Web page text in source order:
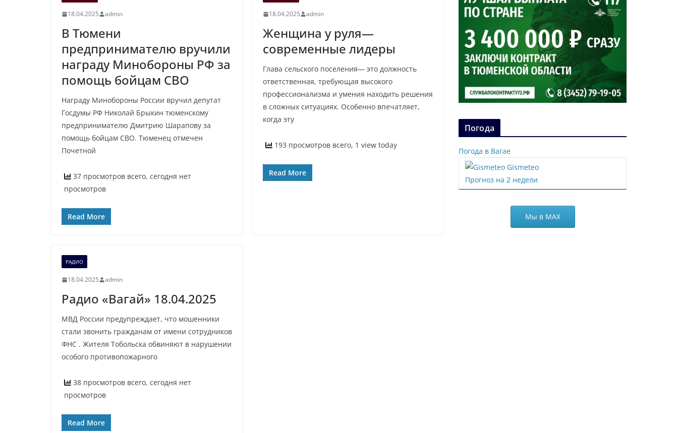
18.04.2025 admin
В Тюмени
предпринимателю вручили
награду Минобороны РФ за
помощь бойцам СВО
Награду Минобороны России вручил депутат
Госдумы РФ Николай Брыкин тюменскому
предпринимателю Дмитрию Шарапову за
помощь бойцам СВО. Тюменец отмечен
Почетной
37 просмотров всего, сегодня нет
просмотров
Read More
18.04.2025 admin
Женщина у руля—
современные лидеры
Глава сельского поселения— это должность
ответственная, требующая высокого
профессионализма и умения находить решения
в сложных ситуациях. Особенно впечатляет,
когда эту
193 просмотров всего, 1 view today
Read More
РАДИО
18.04.2025 admin
Радио «Вагай» 18.04.2025
МВД России предупреждает, что мошенники
стали звонить гражданам от имени сотрудников
ФНС . Жителя Тобольска обвиняют в нарушении
особого противопожарного
38 просмотров всего, сегодня нет
просмотров
Read More
Погода
Погода в Вагае
Gismeteo
Прогноз на 2 недели
Мы в МАХ